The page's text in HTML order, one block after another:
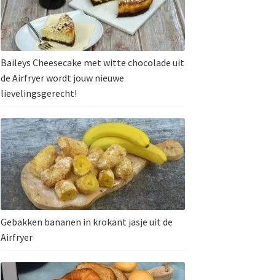
Baileys Cheesecake met witte chocolade uit
de Airfryer wordt jouw nieuwe
lievelingsgerecht!
Gebakken bananen in krokant jasje uit de
Airfryer